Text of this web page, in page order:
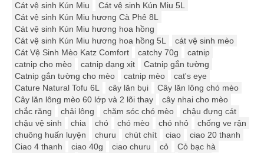
Cát vệ sinh Kún Miu
Cát vệ sinh Kún Miu 5L
Cát vệ sinh Kún Miu hương Cà Phê 8L
Cát vệ sinh Kún Miu hương hoa hồng
Cát vệ sinh Kún Miu hương hoa hồng 5L
cát vệ sinh mèo
Cát Vệ Sinh Mèo Katz Comfort
catchy 70g
catnip
catnip cho mèo
catnip dạng xịt
Catnip gắn tường
Catnip gắn tường cho mèo
catnip mèo
cat's eye
Cature Natural Tofu 6L
cây lăn bụi
Cây lăn lông chó mèo
Cây lăn lông mèo 60 lớp và 2 lõi thay
cây nhai cho mèo
chắc răng
chải lông chăm sóc chó mèo
chậu đựng cát
chậu vệ sinh
chia chó chó mèo chó nhỏ
chống ve rận
chuông huấn luyện
churu chút chít ciao
ciao 20 thanh
Ciao 4 thanh
ciao 40g ciao churu cỏ
Cỏ bạc hà